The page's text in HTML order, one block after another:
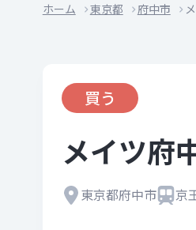
ホーム
東京都 府中市
買う
メイツ府
東京都府中市 京